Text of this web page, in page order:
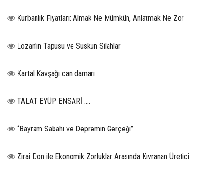
Kurbanlık Fiyatları: Almak Ne Mümkün, Anlatmak Ne Zor
Lozan'ın Tapusu ve Suskun Silahlar
Kartal Kavşağı can damarı
TALAT EYÜP ENSARİ ….
“Bayram Sabahı ve Depremin Gerçeği”
Zirai Don ile Ekonomik Zorluklar Arasında Kıvranan Üretici